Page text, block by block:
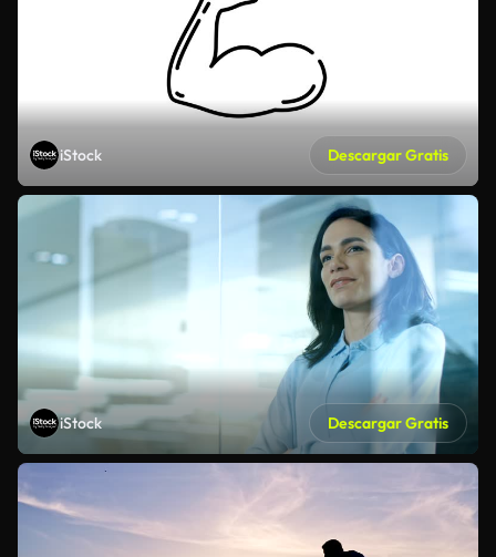
iStock Descargar Gratis
iStock Descargar Gratis